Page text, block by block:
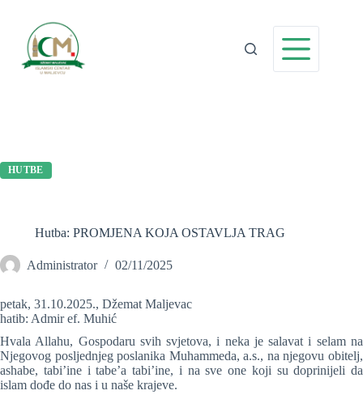
sadržaj
HUTBE
Hutba: PROMJENA KOJA OSTAVLJA TRAG
Administrator 02/11/2025
petak, 31.10.2025., Džemat Maljevac
hatib: Admir ef. Muhić
Hvala Allahu, Gospodaru svih svjetova, i neka je salavat i selam na
Njegovog posljednjeg poslanika Muhammeda, a.s., na njegovu obitelj,
ashabe, tabi’ine i tabe’a tabi’ine, i na sve one koji su doprinijeli da
islam dođe do nas i u naše krajeve.